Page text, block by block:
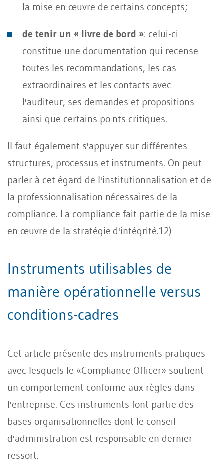
la mise en œuvre de certains concepts;
de tenir un « livre de bord »: celui-ci
constitue une documentation qui recense
toutes les recommandations, les cas
extraordinaires et les contacts avec
l'auditeur, ses demandes et propositions
ainsi que certains points critiques.
Il faut également s'appuyer sur différentes
structures, processus et instruments. On peut
parler à cet égard de l'institutionnalisation et de
la professionnalisation nécessaires de la
compliance. La compliance fait partie de la mise
en œuvre de la stratégie d'intégrité.12)
Instruments utilisables de
manière opérationnelle versus
conditions-cadres
Cet article présente des instruments pratiques
avec lesquels le «Compliance Officer» soutient
un comportement conforme aux règles dans
l'entreprise. Ces instruments font partie des
bases organisationnelles dont le conseil
d'administration est responsable en dernier
ressort.